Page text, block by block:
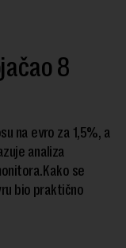
8
na evro za 1,5%, a
analiza
se
bio praktično